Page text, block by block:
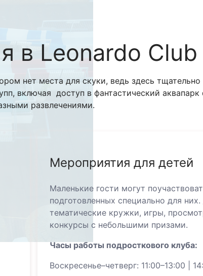
в Leonardo
нет места для скуки, ведь здесь
включая доступ в фантастический аквапарк
развлечениями.
Мероприятия для детей
Маленькие гости могут
подготовленных специально для
тематические кружки, игры,
конкурсы с небольшими призами.
Часы работы подросткового клуба:
Воскресенье–четверг: 11:00–13:00 |